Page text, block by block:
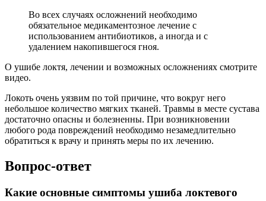
Во всех случаях осложнений необходимо
обязательное медикаментозное лечение с
использованием антибиотиков, а иногда и с
удалением накопившегося гноя.
О ушибе локтя, лечении и возможных осложнениях смотрите
видео.
Локоть очень уязвим по той причине, что вокруг него
небольшое количество мягких тканей. Травмы в месте сустава
достаточно опасны и болезненны. При возникновении
любого рода повреждений необходимо незамедлительно
обратиться к врачу и принять меры по их лечению.
Вопрос-ответ
Какие основные симптомы ушиба локтевого